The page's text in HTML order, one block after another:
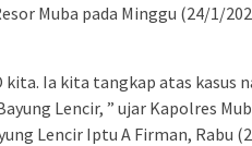
Muba pada Minggu (24/1/
Ia kita tangkap atas kasus
Lencir, ” ujar Kapolres
Lencir Iptu A Firman, Rabu